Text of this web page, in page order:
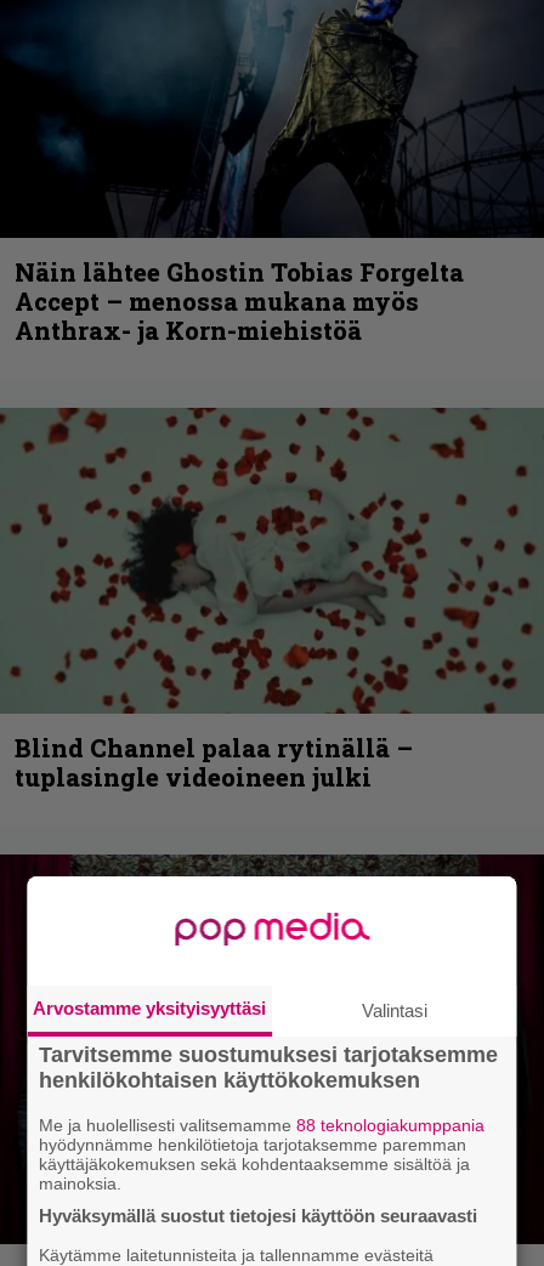
Näin lähtee Ghostin Tobias Forgelta
Accept – menossa mukana myös
Anthrax- ja Korn-miehistöä
Blind Channel palaa rytinällä –
tuplasingle videoineen julki
Arvostamme yksityisyyttäsi Valintasi
Tarvitsemme suostumuksesi tarjotaksemme
henkilökohtaisen käyttökokemuksen
Me ja huolellisesti valitsemamme88 teknologiakumppania
hyödynnämme henkilötietoja tarjotaksemme paremman
käyttäjäkokemuksen sekä kohdentaaksemme sisältöä ja
mainoksia.
Hyväksymällä suostut tietojesi käyttöön seuraavasti
Käytämme laitetunnisteita ja tallennamme evästeitä